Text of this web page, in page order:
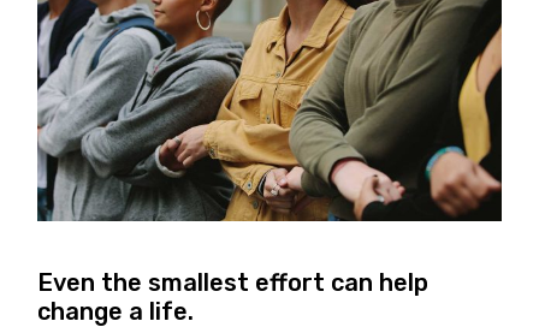
Even the smallest effort can help
change a life.